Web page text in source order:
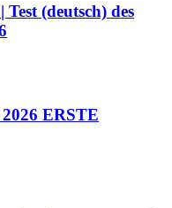
(deutsch) des
ERSTE